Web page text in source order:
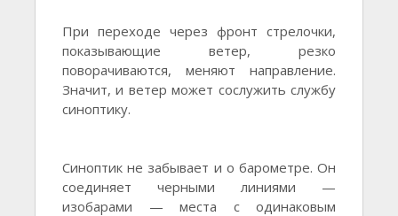
При переходе через фронт стрелочки,
показывающие ветер, резко
поворачиваются, меняют направление.
Значит, и ветер может сослужить службу
синоптику.
Синоптик не забывает и о барометре. Он
соединяет черными линиями —
изобарами — места с одинаковым